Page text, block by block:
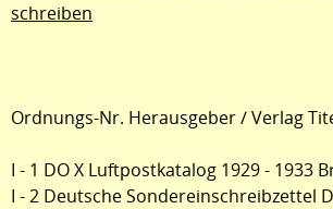
schreiben
Ordnungs-Nr. Herausgeber / Verlag
I - 1 DO X Luftpostkatalog 1929 - 1933
I - 2 Deutsche Sondereinschreibzettel